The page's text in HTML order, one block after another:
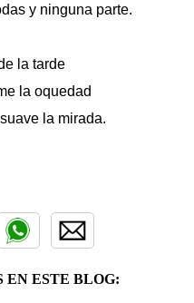
y ninguna parte.
la tarde
la oquedad
la mirada.
EN ESTE BLOG: